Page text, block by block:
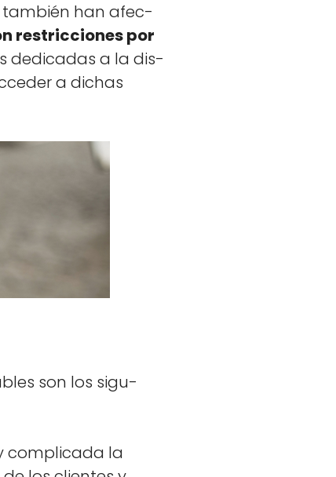
tam­bién han afec­
restric­ciones por
ded­i­cadas a la dis­
a dichas
son los sigu­
com­pli­ca­da la